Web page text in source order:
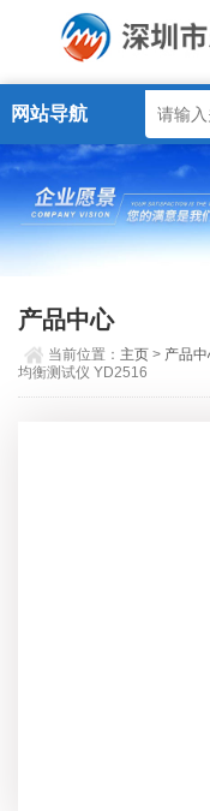
网站导航
产品中心
当前位置： 主页 > 产品
均衡测试仪 YD2516